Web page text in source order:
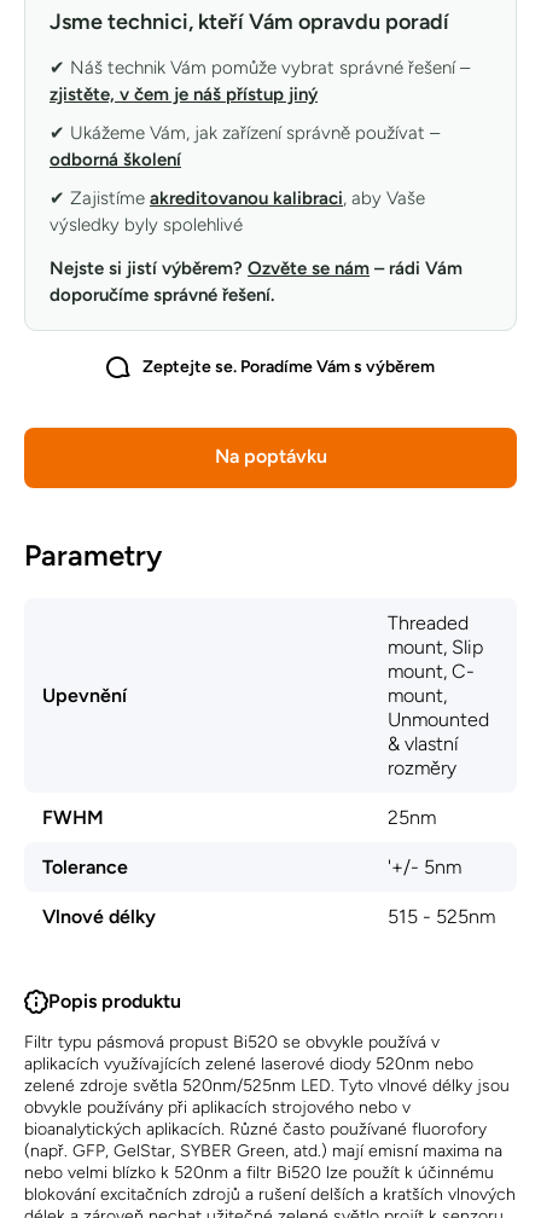
Jsme technici, kteří Vám opravdu poradí
✔ Náš technik Vám pomůže vybrat správné řešení –
zjistěte, v čem je náš přístup jiný
✔ Ukážeme Vám, jak zařízení správně používat –
odborná školení
✔ Zajistíme akreditovanou kalibraci, aby Vaše
výsledky byly spolehlivé
Nejste si jistí výběrem? Ozvěte se nám – rádi Vám
doporučíme správné řešení.
Zeptejte se. Poradíme Vám s výběrem
Na poptávku
Parametry
Upevnění
Threaded
mount, Slip
mount, C-
mount,
Unmounted
& vlastní
rozměry
FWHM 25nm
Tolerance '+/- 5nm
Vlnové délky 515 - 525nm
Popis produktu
Filtr typu pásmová propust Bi520 se obvykle používá v
aplikacích využívajících zelené laserové diody 520nm nebo
zelené zdroje světla 520nm/525nm LED. Tyto vlnové délky jsou
obvykle používány při aplikacích strojového nebo v
bioanalytických aplikacích. Různé často používané fluorofory
(např. GFP, GelStar, SYBER Green, atd.) mají emisní maxima na
nebo velmi blízko k 520nm a filtr Bi520 lze použít k účinnému
blokování excitačních zdrojů a rušení delších a kratších vlnových